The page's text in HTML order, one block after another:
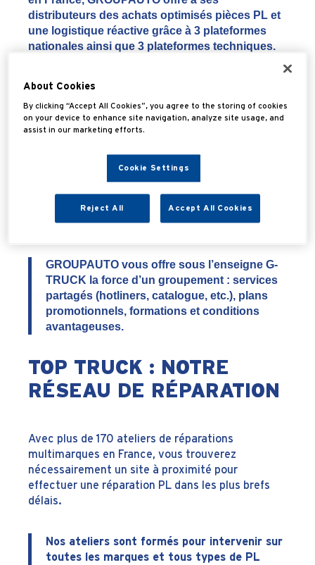
distributeurs des achats optimisés pièces PL et
une logistique réactive grâce à 3 plateformes
nationales ainsi que 3 plateformes techniques.
produit complète de pièces détachées : du produit
d’origine aux marques équipementiers en passant
par la marque de distributeur (MDD) pour tout type
de véhicule industriels.
Poids Lourds et Utilitaire.
Vous êtes réparateur PL et vous recherchez un
GROUPAUTO vous offre sous l’enseigne G-
TRUCK la force d’un groupement : services
partagés (hotliners, catalogue, etc.), plans
promotionnels, formations et conditions
avantageuses.
TOP TRUCK : NOTRE
RÉSEAU DE RÉPARATION
Avec plus de 170 ateliers de réparations
multimarques en France, vous trouverez
nécessairement un site à proximité pour
effectuer une réparation PL dans les plus brefs
délais.
Nos ateliers sont formés pour intervenir sur
toutes les marques et tous types de PL
About Cookies
By clicking “Accept All Cookies”, you agree to the storing of cookies
on your device to enhance site navigation, analyze site usage, and
assist in our marketing efforts.
Cookie Settings
Reject All Accept All Cookies